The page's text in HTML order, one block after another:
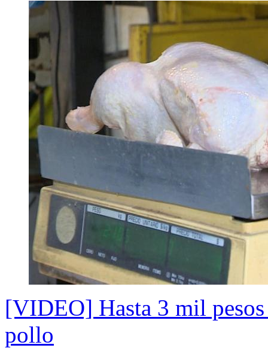
[VIDEO] Hasta 3 mil
pollo